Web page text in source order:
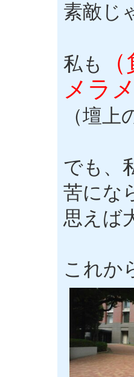
素敵じ
私も
メラ
（壇
でも、
苦にな
思えば
これか